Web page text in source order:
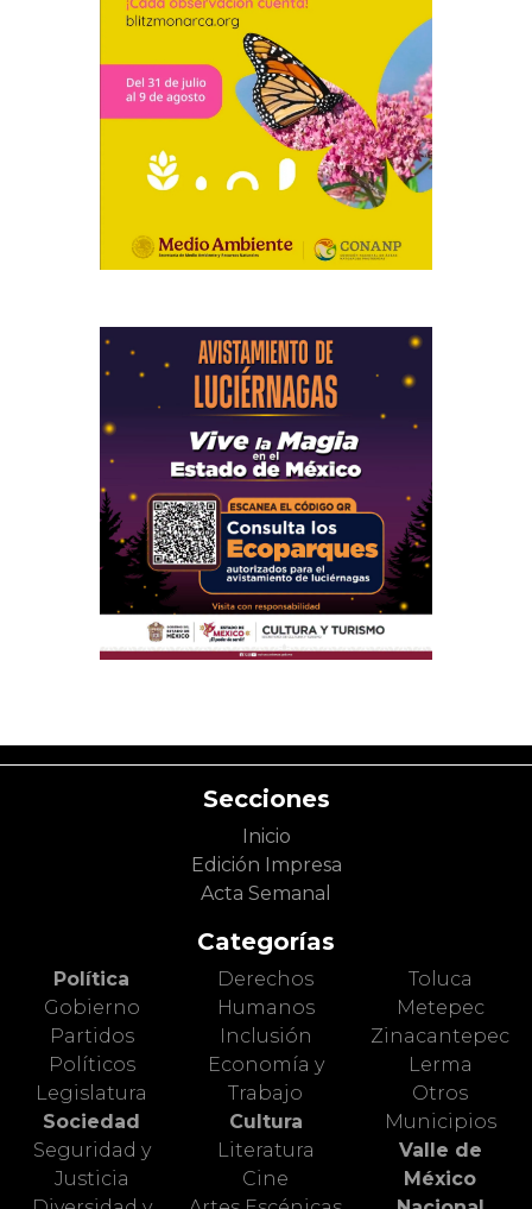
Secciones
Inicio
Edición Impresa
Acta Semanal
Categorías
Política
Gobierno
Partidos
Políticos
Legislatura
Sociedad
Seguridad y
Justicia
Derechos
Humanos
Inclusión
Economía y
Trabajo
Cultura
Literatura
Cine
Toluca
Metepec
Zinacantepec
Lerma
Otros
Municipios
Valle de
México